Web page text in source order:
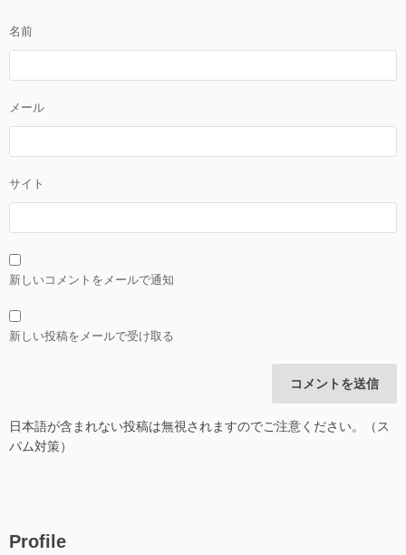
名前
メール
サイト
新しいコメントをメールで通知
新しい投稿をメールで受け取る
日本語が含まれない投稿は無視されますのでご注意ください。（ス
パム対策）
Profile